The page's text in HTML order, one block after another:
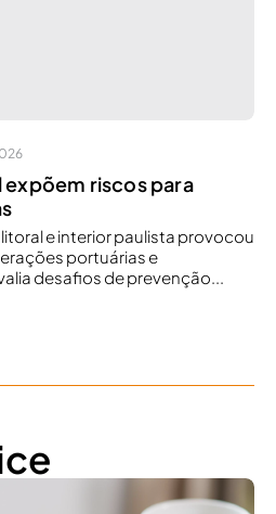
expõem riscos para
e interior paulista provocou
portuárias e
desafios de prevenção...